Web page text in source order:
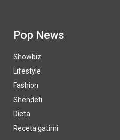
Pop News
Showbiz
Lifestyle
Fashion
Shëndeti
Dieta
Receta gatimi